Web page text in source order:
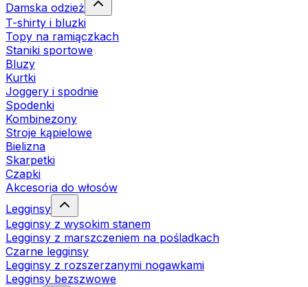
Damska odzież
T-shirty i bluzki
Topy na ramiączkach
Staniki sportowe
Bluzy
Kurtki
Joggery i spodnie
Spodenki
Kombinezony
Stroje kąpielowe
Bielizna
Skarpetki
Czapki
Akcesoria do włosów
Legginsy
Legginsy z wysokim stanem
Legginsy z marszczeniem na pośladkach
Czarne legginsy
Legginsy z rozszerzanymi nogawkami
Legginsy bezszwowe